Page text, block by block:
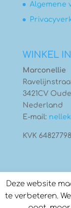
Algemene
WINKEL
Marconellie
3421CV
Nederland
E-mail:
KVK 64827798
Deze website
te verbeteren.